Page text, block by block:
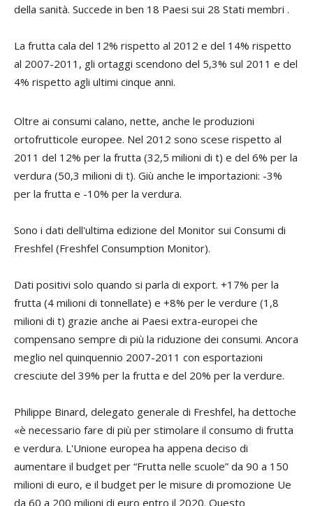
della sanità. Succede in ben 18 Paesi sui 28 Stati membri .
La frutta cala del 12% rispetto al 2012 e del 14% rispetto
al 2007-2011, gli ortaggi scendono del 5,3% sul 2011 e del
4% rispetto agli ultimi cinque anni.
Oltre ai consumi calano, nette, anche le produzioni
ortofrutticole europee. Nel 2012 sono scese rispetto al
2011 del 12% per la frutta (32,5 milioni di t) e del 6% per la
verdura (50,3 milioni di t). Giù anche le importazioni: -3%
per la frutta e -10% per la verdura.
Sono i dati dell'ultima edizione del Monitor sui Consumi di
Freshfel (Freshfel Consumption Monitor).
Dati positivi solo quando si parla di export. +17% per la
frutta (4 milioni di tonnellate) e +8% per le verdure (1,8
milioni di t) grazie anche ai Paesi extra-europei che
compensano sempre di più la riduzione dei consumi. Ancora
meglio nel quinquennio 2007-2011 con esportazioni
cresciute del 39% per la frutta e del 20% per la verdure.
Philippe Binard, delegato generale di Freshfel, ha dettoche
«è necessario fare di più per stimolare il consumo di frutta
e verdura. L'Unione europea ha appena deciso di
aumentare il budget per “Frutta nelle scuole” da 90 a 150
milioni di euro, e il budget per le misure di promozione Ue
da 60 a 200 milioni di euro entro il 2020. Questo